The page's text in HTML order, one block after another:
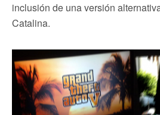
inclusión de una versión
Catalina.